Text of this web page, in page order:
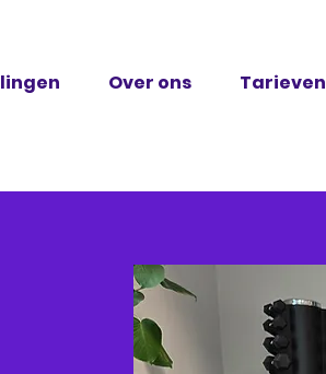
Over ons Tarieven